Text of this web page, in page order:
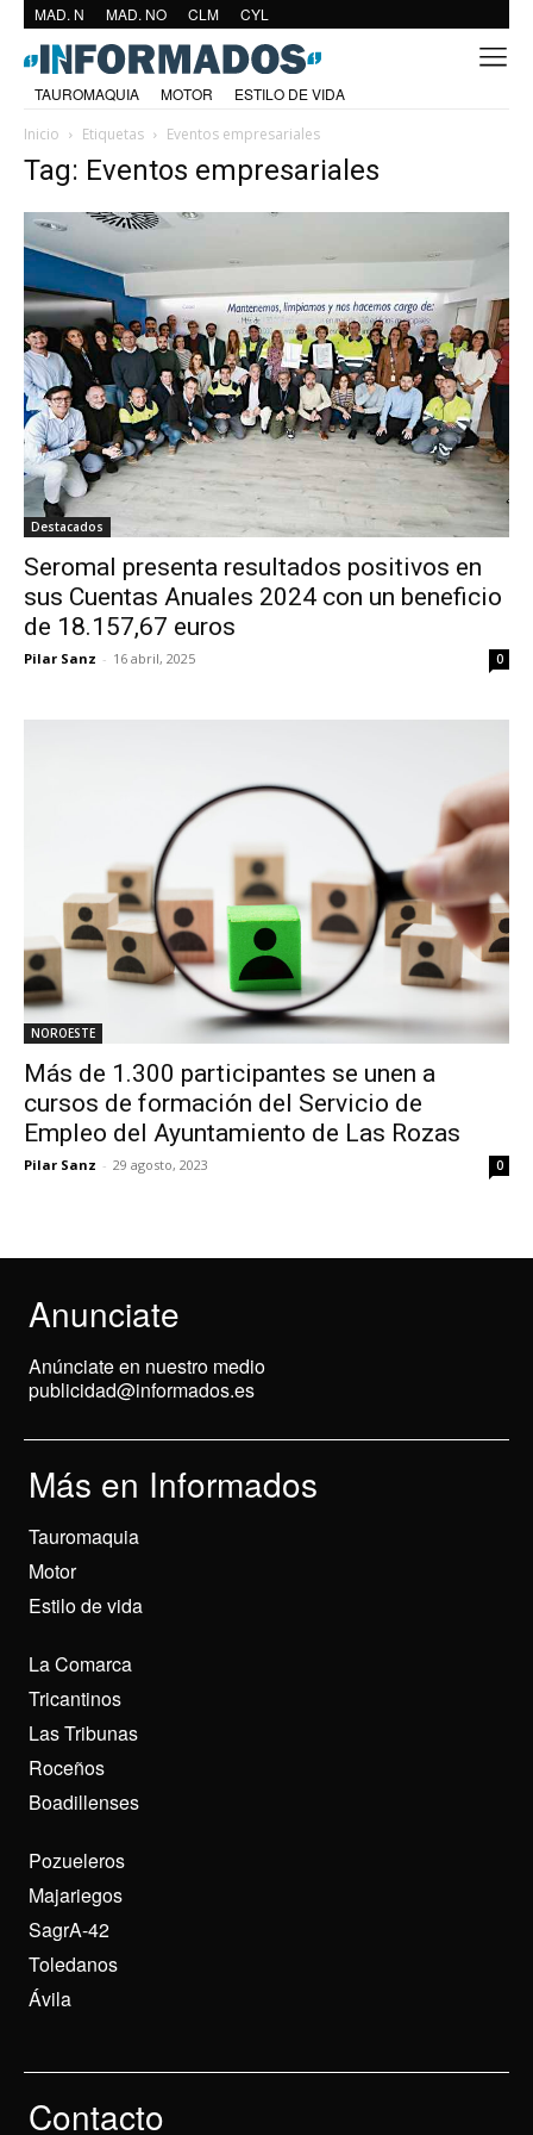
MAD. N MAD. NO CLM CYL
TAUROMAQUIA MOTOR
ESTILO DE VIDA
Inicio
Etiquetas Eventos empresariales
Tag: Eventos empresariales
Destacados
Seromal presenta resultados positivos en
sus Cuentas Anuales 2024 con un beneficio
de 18.157,67 euros
Pilar Sanz - 16 abril, 2025 0
NOROESTE
Más de 1.300 participantes se unen a
cursos de formación del Servicio de
Empleo del Ayuntamiento de Las Rozas
Pilar Sanz - 29 agosto, 2023 0
Anunciate
Anúnciate en nuestro medio
publicidad@informados.es
Más en Informados
Tauromaquia
Motor
Estilo de vida
La Comarca
Tricantinos
Las Tribunas
Roceños
Boadillenses
Pozueleros
Majariegos
SagrA-42
Toledanos
Ávila
Contacto